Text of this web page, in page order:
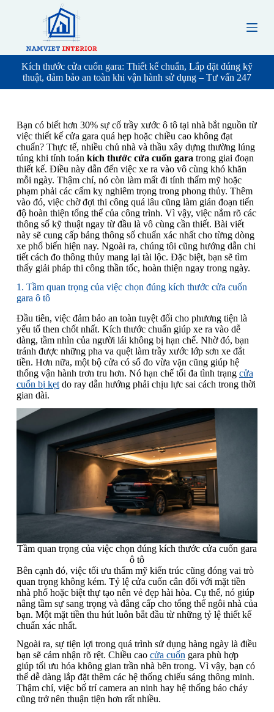
t
o
n
Kích thước cửa cuốn gara: Thiết kế chuẩn, Lắp đặt đúng kỹ
thuật, đảm bảo an toàn khi vận hành sử dụng – Tư vấn 247
Bạn có biết hơn 30% sự cố trầy xước ô tô tại nhà bắt nguồn từ
việc thiết kế cửa gara quá hẹp hoặc chiều cao không đạt
chuẩn? Thực tế, nhiều chủ nhà và thầu xây dựng thường lúng
túng khi tính toán kích thước cửa cuốn gara trong giai đoạn
thiết kế. Điều này dẫn đến việc xe ra vào vô cùng khó khăn
mỗi ngày. Thậm chí, nó còn làm mất đi tính thẩm mỹ hoặc
phạm phải các cấm kỵ nghiêm trọng trong phong thủy. Thêm
vào đó, việc chờ đợi thi công quá lâu cũng làm gián đoạn tiến
độ hoàn thiện tổng thể của công trình. Vì vậy, việc nắm rõ các
thông số kỹ thuật ngay từ đầu là vô cùng cần thiết. Bài viết
này sẽ cung cấp bảng thông số chuẩn xác nhất cho từng dòng
xe phổ biến hiện nay. Ngoài ra, chúng tôi cũng hướng dẫn chi
tiết cách đo thông thủy mang lại tài lộc. Đặc biệt, bạn sẽ tìm
thấy giải pháp thi công thần tốc, hoàn thiện ngay trong ngày.
1. Tầm quan trọng của việc chọn đúng kích thước cửa cuốn
gara ô tô
Đầu tiên, việc đảm bảo an toàn tuyệt đối cho phương tiện là
yếu tố then chốt nhất. Kích thước chuẩn giúp xe ra vào dễ
dàng, tầm nhìn của người lái không bị hạn chế. Nhờ đó, bạn
tránh được những pha va quệt làm trầy xước lớp sơn xe đắt
tiền. Hơn nữa, một bộ cửa có số đo vừa vặn cũng giúp hệ
thống vận hành trơn tru hơn. Nó hạn chế tối đa tình trạng cửa
cuốn bị kẹtdo ray dẫn hướng phải chịu lực sai cách trong thời
gian dài.
Tầm quan trọng của việc chọn đúng kích thước cửa cuốn gara
ô tô
Bên cạnh đó, việc tối ưu thẩm mỹ kiến trúc cũng đóng vai trò
quan trọng không kém. Tỷ lệ cửa cuốn cân đối với mặt tiền
nhà phố hoặc biệt thự tạo nên vẻ đẹp hài hòa. Cụ thể, nó giúp
nâng tầm sự sang trọng và đẳng cấp cho tổng thể ngôi nhà của
bạn. Một mặt tiền thu hút luôn bắt đầu từ những tỷ lệ thiết kế
chuẩn xác nhất.
Ngoài ra, sự tiện lợi trong quá trình sử dụng hàng ngày là điều
bạn sẽ cảm nhận rõ rệt. Chiều cao cửa cuốngara phù hợp
giúp tối ưu hóa không gian trần nhà bên trong. Vì vậy, bạn có
thể dễ dàng lắp đặt thêm các hệ thống chiếu sáng thông minh.
Thậm chí, việc bố trí camera an ninh hay hệ thống báo cháy
cũng trở nên thuận tiện hơn rất nhiều.